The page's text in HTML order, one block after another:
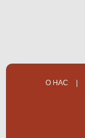
О НАС